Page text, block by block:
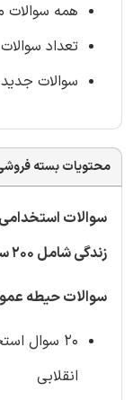
همه سوالات
تعداد
سوالات
محتویات بسته
سوالات
زندگی شامل 200 سوال
سوالات حیطه
20 سوال
انقلابی